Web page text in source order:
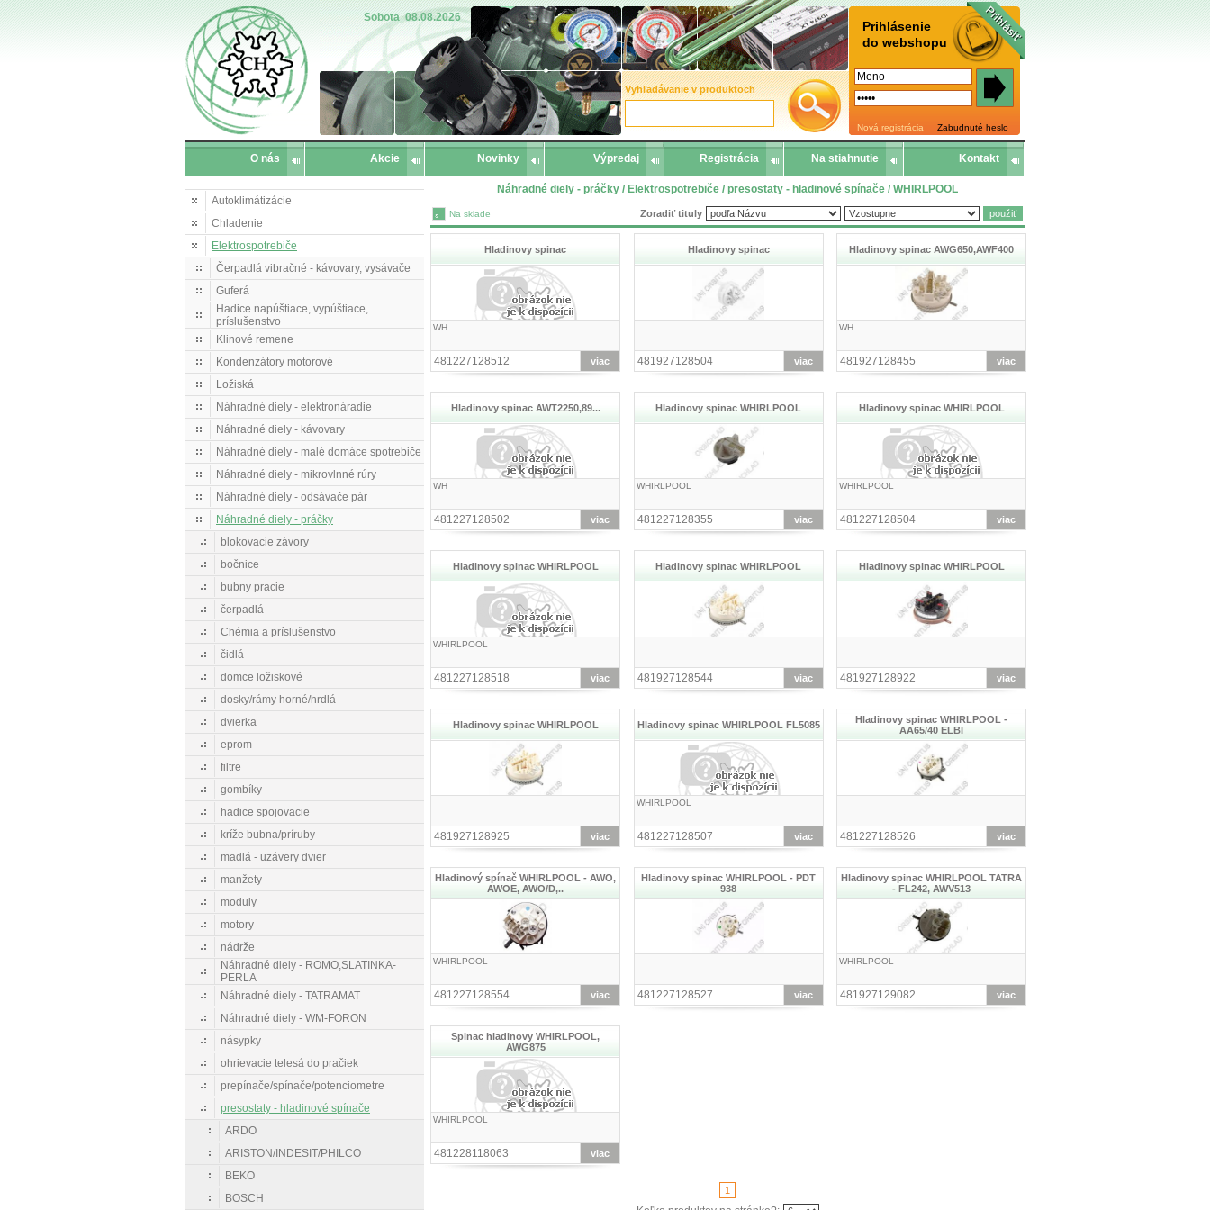
Sobota 08.08.2026
Vyhľadávanie v produktoch
Prihlásenie
do webshopu
Nová registrácia Zabudnuté heslo
O nás Akcie Novinky Výpredaj Registrácia Na stiahnutie Kontakt
Autoklimátizácie
Chladenie
Elektrospotrebiče
Čerpadlá vibračné - kávovary, vysávače
Guferá
Hadice napúštiace, vypúštiace,
príslušenstvo
Klinové remene
Kondenzátory motorové
Ložiská
Náhradné diely - elektronáradie
Náhradné diely - kávovary
Náhradné diely - malé domáce spotrebiče
Náhradné diely - mikrovlnné rúry
Náhradné diely - odsávače pár
Náhradné diely - práčky
blokovacie závory
bočnice
bubny pracie
čerpadlá
Chémia a príslušenstvo
čidlá
domce ložiskové
dosky/rámy horné/hrdlá
dvierka
eprom
filtre
gombíky
hadice spojovacie
kríže bubna/príruby
madlá - uzávery dvier
manžety
moduly
motory
nádrže
Náhradné diely - ROMO,SLATINKA-
PERLA
Náhradné diely - TATRAMAT
Náhradné diely - WM-FORON
násypky
ohrievacie telesá do pračiek
prepínače/spínače/potenciometre
presostaty - hladinové spínače
ARDO
ARISTON/INDESIT/PHILCO
BEKO
BOSCH
Náhradné diely - práčky / Elektrospotrebiče / presostaty - hladinové spínače / WHIRLPOOL
Na sklade Zoradiť tituly
Hladinovy spinac
WH
481227128512 viac
Hladinovy spinac
481927128504 viac
Hladinovy spinac AWG650,AWF400
WH
481927128455 viac
Hladinovy spinac AWT2250,89...
WH
481227128502 viac
Hladinovy spinac WHIRLPOOL
WHIRLPOOL
481227128355 viac
Hladinovy spinac WHIRLPOOL
WHIRLPOOL
481227128504 viac
Hladinovy spinac WHIRLPOOL
WHIRLPOOL
481227128518 viac
Hladinovy spinac WHIRLPOOL
481927128544 viac
Hladinovy spinac WHIRLPOOL
481927128922 viac
Hladinovy spinac WHIRLPOOL
481927128925 viac
Hladinovy spinac WHIRLPOOL FL5085
WHIRLPOOL
481227128507 viac
Hladinovy spinac WHIRLPOOL -
AA65/40 ELBI
481227128526 viac
Hladinový spínač WHIRLPOOL - AWO,
AWOE, AWO/D,..
WHIRLPOOL
481227128554 viac
Hladinovy spinac WHIRLPOOL - PDT
938
481227128527 viac
Hladinovy spinac WHIRLPOOL TATRA
- FL242, AWV513
WHIRLPOOL
481927129082 viac
Spinac hladinovy WHIRLPOOL,
AWG875
WHIRLPOOL
481228118063 viac
1